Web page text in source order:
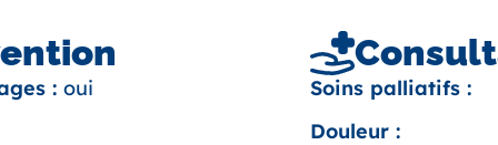
: oui
Soins palliatifs :
Douleur :